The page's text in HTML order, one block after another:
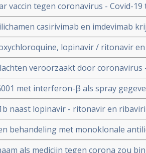
vaccin tegen coronavirus - Covid-
ouderen (55+), de groep met het
casirivimab en imdevimab
voor gebruik bij patienten besmet
lopinavir / ritonavir
van patienten
veroorzaakt door coronavirus
voor.
met interferon-β als spray
met het coronavirus - Covid-19
naast lopinavir - ritonavir en
met COVID-19 dan
behandeling met monoklonale
- Covid-19 krijgt toestemming van
als medicijn tegen corona zou